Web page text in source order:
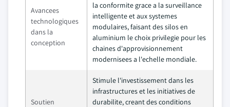
Avancees
technologiques
dans la
conception
la conformite grace a la surveillance
intelligente et aux systemes
modulaires, faisant des silos en
aluminium le choix privilegie pour les
chaines d'approvisionnement
modernisees a l'echelle mondiale.
Soutien
Stimule l'investissement dans les
infrastructures et les initiatives de
durabilite, creant des conditions